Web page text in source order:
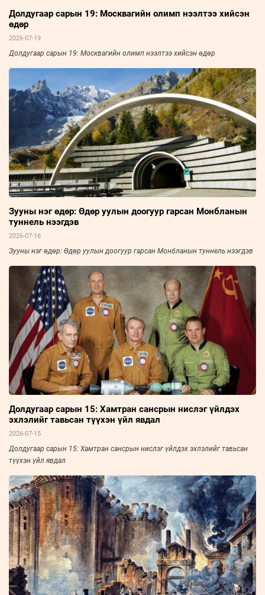
Долдугаар сарын 19: Москвагийн олимп нээлтээ хийсэн
өдөр
2026-07-19
Долдугаар сарын 19: Москвагийн олимп нээлтээ хийсэн өдөр
Зууны нэг өдөр: Өдөр уулын доогуур гарсан Монбланын
туннель нээгдэв
2026-07-16
Зууны нэг өдөр: Өдөр уулын доогуур гарсан Монбланын туннель нээгдэв
Долдугаар сарын 15: Хамтран сансрын нислэг үйлдэх
эхлэлийг тавьсан түүхэн үйл явдал
2026-07-15
Долдугаар сарын 15: Хамтран сансрын нислэг үйлдэх эхлэлийг тавьсан
түүхэн үйл явдал